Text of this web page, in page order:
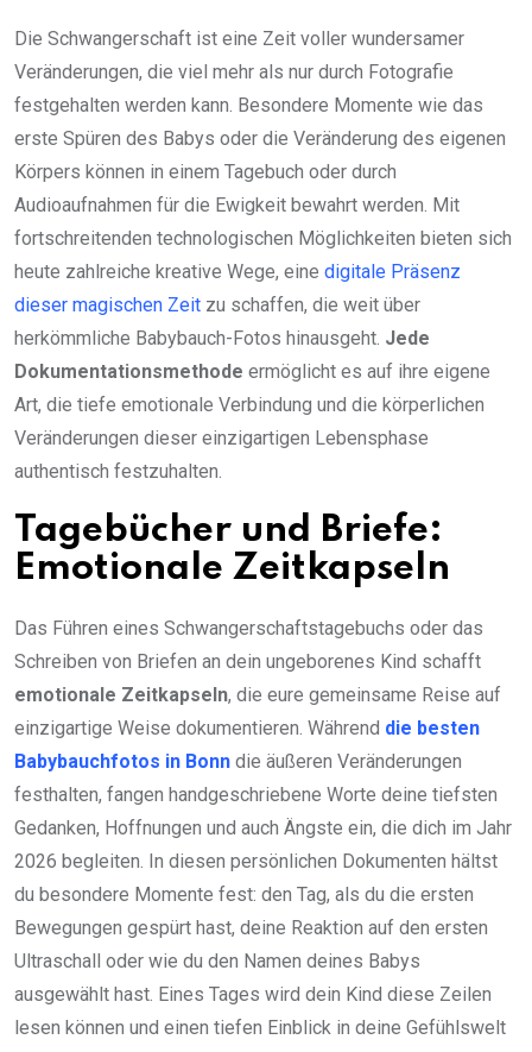
Die Schwangerschaft ist eine Zeit voller wundersamer
Veränderungen, die viel mehr als nur durch Fotografie
festgehalten werden kann. Besondere Momente wie das
erste Spüren des Babys oder die Veränderung des eigenen
Körpers können in einem Tagebuch oder durch
Audioaufnahmen für die Ewigkeit bewahrt werden. Mit
fortschreitenden technologischen Möglichkeiten bieten sich
heute zahlreiche kreative Wege, eine digitale Präsenz
dieser magischen Zeit zu schaffen, die weit über
herkömmliche Babybauch-Fotos hinausgeht. Jede
Dokumentationsmethode ermöglicht es auf ihre eigene
Art, die tiefe emotionale Verbindung und die körperlichen
Veränderungen dieser einzigartigen Lebensphase
authentisch festzuhalten.
Tagebücher und Briefe:
Emotionale Zeitkapseln
Das Führen eines Schwangerschaftstagebuchs oder das
Schreiben von Briefen an dein ungeborenes Kind schafft
emotionale Zeitkapseln, die eure gemeinsame Reise auf
einzigartige Weise dokumentieren. Während die besten
Babybauchfotos in Bonn die äußeren Veränderungen
festhalten, fangen handgeschriebene Worte deine tiefsten
Gedanken, Hoffnungen und auch Ängste ein, die dich im Jahr
2026 begleiten. In diesen persönlichen Dokumenten hältst
du besondere Momente fest: den Tag, als du die ersten
Bewegungen gespürt hast, deine Reaktion auf den ersten
Ultraschall oder wie du den Namen deines Babys
ausgewählt hast. Eines Tages wird dein Kind diese Zeilen
lesen können und einen tiefen Einblick in deine Gefühlswelt